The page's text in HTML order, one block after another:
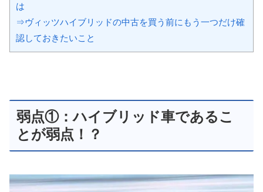
は
⇒ヴィッツハイブリッドの中古を買う前にもう一つだけ確
認しておきたいこと
弱点①：ハイブリッド車であるこ
とが弱点！？